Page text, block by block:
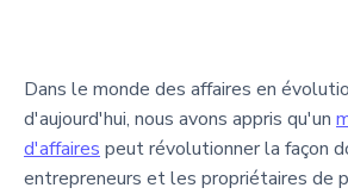
Dans le monde des affaires en
d'aujourd'hui, nous avons appris qu'un
d'affaires peut révolutionner la façon
entrepreneurs et les propriétaires de